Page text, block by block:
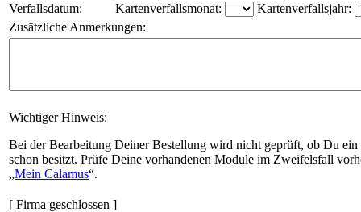
Verfallsdatum:
Kartenverfallsmonat:
Kartenverfallsjahr:
Zusätzliche Anmerkungen:
Wichtiger Hinweis:
Bei der Bearbeitung Deiner Bestellung wird nicht geprüft, ob Du ein
schon besitzt. Prüfe Deine vorhandenen Module im Zweifelsfall
Mein Calamus .
[ Firma geschlossen ]